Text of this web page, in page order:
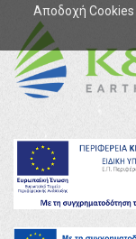
Αποδοχή Cookies